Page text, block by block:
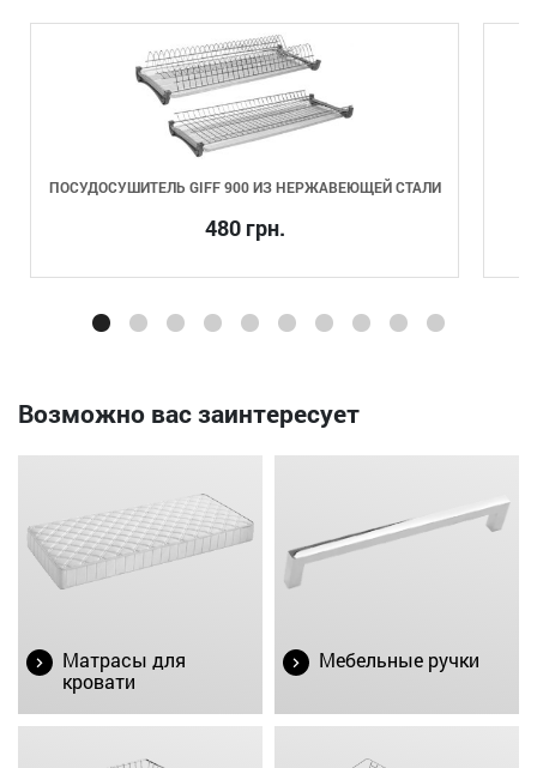
ПОСУДОСУШИТЕЛЬ GIFF 900 ИЗ НЕРЖАВЕЮЩЕЙ СТАЛИ
480 грн.
Возможно вас заинтересует
Матрасы для
кровати
Мебельные ручки